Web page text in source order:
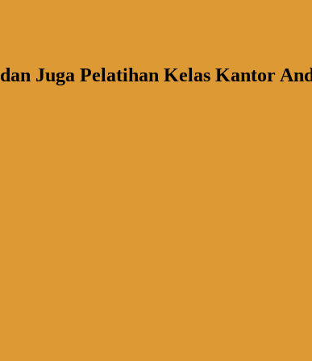
Juga Pelatihan Kelas Kantor